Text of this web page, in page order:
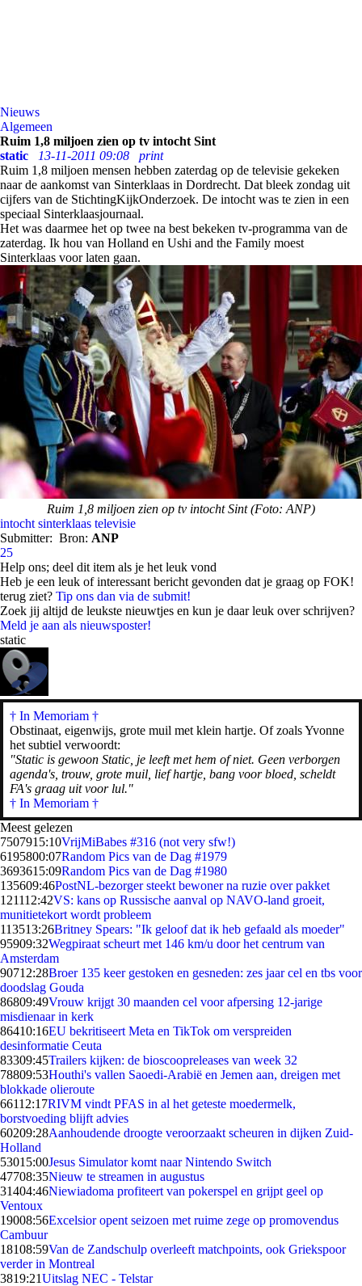
Nieuws
Algemeen
Ruim 1,8 miljoen zien op tv intocht Sint
static
13-11-2011 09:08
print
Ruim 1,8 miljoen mensen hebben zaterdag op de televisie gekeken
naar de aankomst van Sinterklaas in Dordrecht. Dat bleek zondag uit
cijfers van de StichtingKijkOnderzoek. De intocht was te zien in een
speciaal Sinterklaasjournaal.
Het was daarmee het op twee na best bekeken tv-programma van de
zaterdag. Ik hou van Holland en Ushi and the Family moest
Sinterklaas voor laten gaan.
Ruim 1,8 miljoen zien op tv intocht Sint (Foto: ANP)
intocht sinterklaas televisie
Submitter: Bron: ANP
25
Help ons; deel dit item als je het leuk vond
Heb je een leuk of interessant bericht gevonden dat je graag op FOK!
terug ziet? Tip ons dan via de submit!
Zoek jij altijd de leukste nieuwtjes en kun je daar leuk over schrijven?
Meld je aan als nieuwsposter!
static
† In Memoriam †
Obstinaat, eigenwijs, grote muil met klein hartje. Of zoals Yvonne
het subtiel verwoordt:
"Static is gewoon Static, je leeft met hem of niet. Geen verborgen
agenda's, trouw, grote muil, lief hartje, bang voor bloed, scheldt
FA's graag uit voor lul."
† In Memoriam †
Meest gelezen
7507915:10VrijMiBabes #316 (not very sfw!)
6195800:07Random Pics van de Dag #1979
3693615:09Random Pics van de Dag #1980
135609:46PostNL-bezorger steekt bewoner na ruzie over pakket
121112:42VS: kans op Russische aanval op NAVO-land groeit,
munitietekort wordt probleem
113513:26Britney Spears: "Ik geloof dat ik heb gefaald als moeder"
95909:32Wegpiraat scheurt met 146 km/u door het centrum van
Amsterdam
90712:28Broer 135 keer gestoken en gesneden: zes jaar cel en tbs voor
doodslag Gouda
86809:49Vrouw krijgt 30 maanden cel voor afpersing 12-jarige
misdienaar in kerk
86410:16EU bekritiseert Meta en TikTok om verspreiden
desinformatie Ceuta
83309:45Trailers kijken: de bioscoopreleases van week 32
78809:53Houthi's vallen Saoedi-Arabië en Jemen aan, dreigen met
blokkade olieroute
66112:17RIVM vindt PFAS in al het geteste moedermelk,
borstvoeding blijft advies
60209:28Aanhoudende droogte veroorzaakt scheuren in dijken Zuid-
Holland
53015:00Jesus Simulator komt naar Nintendo Switch
47708:35Nieuw te streamen in augustus
31404:46Niewiadoma profiteert van pokerspel en grijpt geel op
Ventoux
19008:56Excelsior opent seizoen met ruime zege op promovendus
Cambuur
18108:59Van de Zandschulp overleeft matchpoints, ook Griekspoor
verder in Montreal
3819:21Uitslag NEC - Telstar